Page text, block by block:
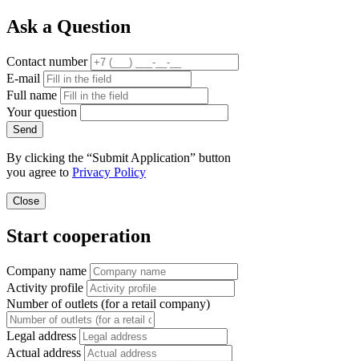
Ask a Question
Contact number
E-mail
Full name
Your question
Send
By clicking the “Submit Application” button
you agree to Privacy Policy
Close
Start cooperation
Company name
Activity profile
Number of outlets (for a retail company)
Legal address
Actual address